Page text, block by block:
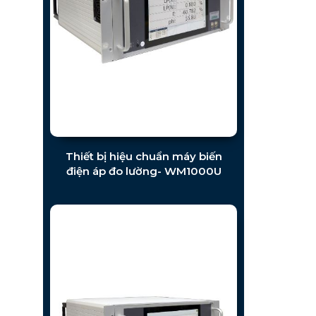
Thiết bị hiệu chuẩn máy biến
điện áp đo lường- WM1000U